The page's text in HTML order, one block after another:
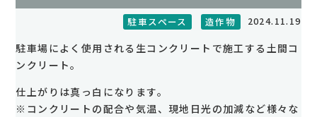
駐車スペース 造作物 2024.11.19
駐車場によく使用される生コンクリートで施工する土間コ
ンクリート。
仕上がりは真っ白になります。
※コンクリートの配合や気温、現地日光の加減など様々な